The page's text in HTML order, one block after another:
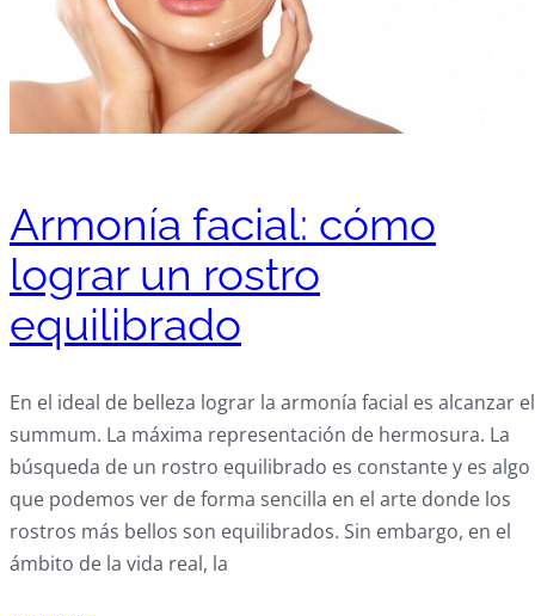
Armonía facial: cómo
lograr un rostro
equilibrado
En el ideal de belleza lograr la armonía facial es alcanzar el
summum. La máxima representación de hermosura. La
búsqueda de un rostro equilibrado es constante y es algo
que podemos ver de forma sencilla en el arte donde los
rostros más bellos son equilibrados. Sin embargo, en el
ámbito de la vida real, la